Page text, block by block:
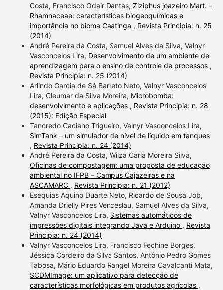
made.
Costa, Francisco Odair Dantas, Ziziphus joazeiro Mart. -
Rhamnaceae: características biogeoquímicas e
importância no bioma Caatinga , Revista Principia: n. 25
(2014)
André Pereira da Costa, Samuel Alves da Silva, Valnyr
Vasconcelos Lira, Desenvolvimento de um ambiente de
aprendizagem para o ensino de controle de processos ,
Revista Principia: n. 25 (2014)
Arlindo Garcia de Sá Barreto Neto, Valnyr Vasconcelos
Lira, Cleumar da Silva Moreira, Microbomba:
desenvolvimento e aplicações , Revista Principia: n. 28
(2015): Edição Especial
Tancredo Caciano Trigueiro, Valnyr Vasconcelos Lira,
SimTank – um simulador de nível de líquido em tanques
, Revista Principia: n. 24 (2014)
André Pereira da Costa, Wilza Carla Moreira Silva,
Oficinas de compostagem: uma proposta de educação
ambiental no IFPB – Campus Cajazeiras e na
ASCAMARC , Revista Principia: n. 21 (2012)
Esequias Aquino Duarte Neto, Ricardo de Sousa Job,
Amanda Drielly Pires Venceslau, Samuel Alves da Silva,
Valnyr Vasconcelos Lira, Sistemas automáticos de
impressões digitais integrando Java e Arduino , Revista
Principia: n. 24 (2014)
Valnyr Vasconcelos Lira, Francisco Fechine Borges,
Jéssica Cordeiro da Silva Santos, Antônio Pedro Gomes
Tabosa, Mário Eduardo Rangel Moreira Cavalcanti Mata,
SCDMImage: um aplicativo para detecção de
características morfológicas em produtos agrícolas ,